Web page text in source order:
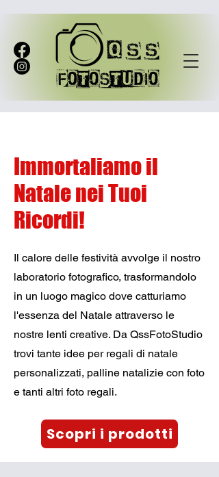
Immortaliamo il
Natale nei Tuoi
Ricordi!
Il calore delle festività avvolge il nostro
laboratorio fotografico, trasformandolo
in un luogo magico dove catturiamo
l'essenza del Natale attraverso le
nostre lenti creative. Da QssFotoStudio
trovi tante idee per regali di natale
personalizzati, palline natalizie con foto
e tanti altri foto regali.
Scopri i prodotti